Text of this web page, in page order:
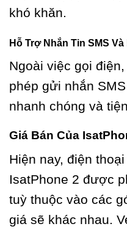
khó khăn.
Hỗ Trợ Nhắn Tin SMS Và
Ngoài việc gọi
phép gửi nhắn
nhanh chóng và
Giá Bán Của
Hiện nay, điện
IsatPhone 2 được
tuỳ thuộc vào các
giá sẽ khác nhau.